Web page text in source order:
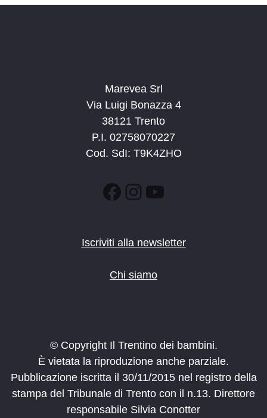
Marevea Srl
Via Luigi Bonazza 4
38121 Trento
P.I. 02758070227
Cod. SdI: T9K4ZHO
Facebook
Instagram
YouTube
Iscriviti alla newsletter
Chi siamo
© Copyright Il Trentino dei bambini.
È vietata la riproduzione anche parziale.
Pubblicazione iscritta il 30/11/2015 nel registro della
stampa del Tribunale di Trento con il n.13. Direttore
responsabile Silvia Conotter